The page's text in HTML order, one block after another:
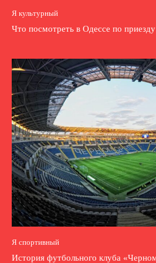
Я культурный
Что посмотреть в Одессе по приезду
Я спортивный
История футбольного клуба